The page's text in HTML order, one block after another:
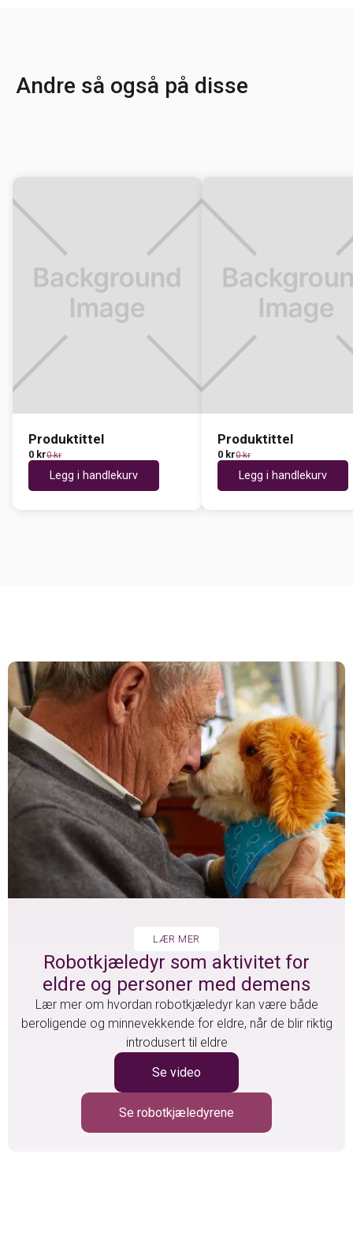
Andre så også på disse
Produktittel
0 kr0 kr
Legg i handlekurv
Produktittel
0 kr0 kr
Legg i handlekurv
LÆR MER
Robotkjæledyr som aktivitet for
eldre og personer med demens
Lær mer om hvordan robotkjæledyr kan være både
beroligende og minnevekkende for eldre, når de blir riktig
introdusert til eldre
Se video
Se robotkjæledyrene